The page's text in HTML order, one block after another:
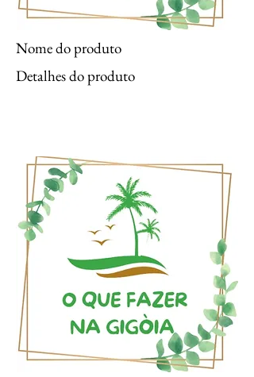
Nome do produto
Detalhes do produto